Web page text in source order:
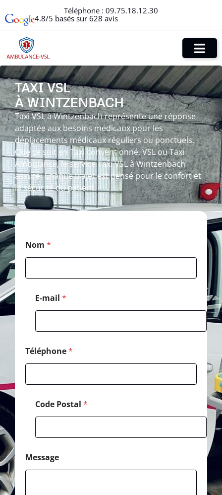
Téléphone : 09.75.18.12.30
4.8/5 basés sur 628 avis
TAXI VSL
À WINTZENBACH
Taxi VSL à Wintzenbach représente une réponse
adaptée aux besoins médicaux pour les
déplacements médicaux réguliers ou ponctuels.
Que ce soit en Taxi conventionné, VSL ou Taxi
Ambulance, le service Taxi VSL à Wintzenbach
assure. Chaque trajet est pensé pour le confort et
la sécurité du patient.
Nom *
E-mail *
Téléphone*
C
o
*
M
e
s
s
a
Code Postal *
Message